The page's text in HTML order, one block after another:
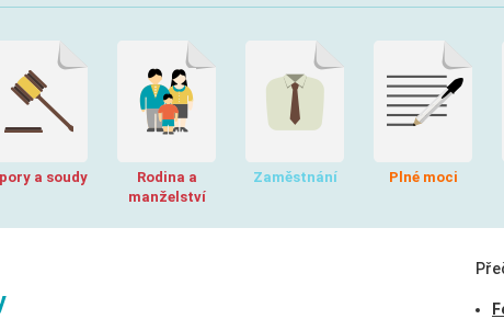
a soudy
Rodina a
manželství
Zaměstnání Plné moci